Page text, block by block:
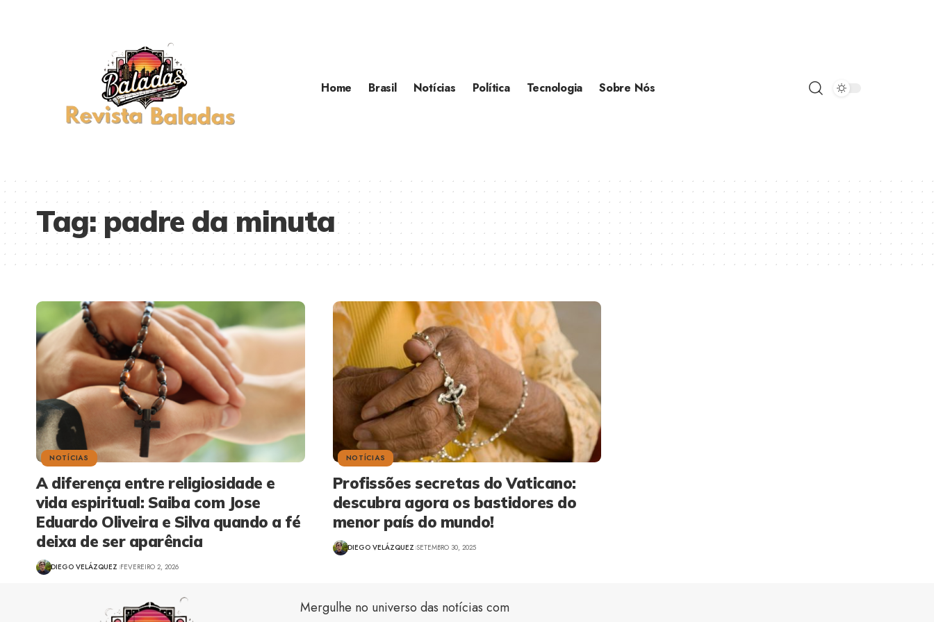
Home Brasil Notícias Política Tecnologia Sobre Nós
Tag:padre da minuta
NOTÍCIAS
A diferença entre religiosidade e
vida espiritual: Saiba com Jose
Eduardo Oliveira e Silva quando a fé
deixa de ser aparência
DIEGO VELÁZQUEZ FEVEREIRO 2, 2026
NOTÍCIAS
Profissões secretas do Vaticano:
descubra agora os bastidores do
menor país do mundo!
DIEGO VELÁZQUEZ SETEMBRO 30, 2025
Mergulhe no universo das notícias com